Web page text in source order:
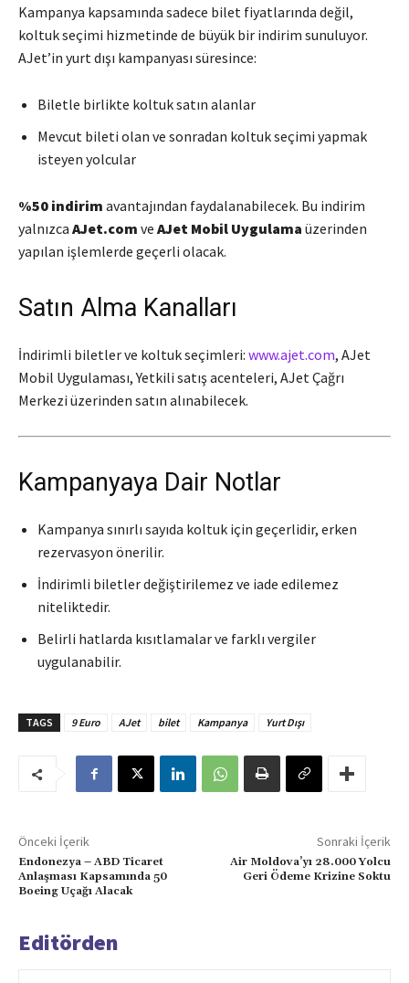
Kampanya kapsamında sadece bilet fiyatlarında değil,
koltuk seçimi hizmetinde de büyük bir indirim sunuluyor.
AJet’in yurt dışı kampanyası süresince:
Biletle birlikte koltuk satın alanlar
Mevcut bileti olan ve sonradan koltuk seçimi yapmak
isteyen yolcular
%50 indirim avantajından faydalanabilecek. Bu indirim
yalnızca AJet.com ve AJet Mobil Uygulama üzerinden
yapılan işlemlerde geçerli olacak.
Satın Alma Kanalları
İndirimli biletler ve koltuk seçimleri: www.ajet.com, AJet
Mobil Uygulaması, Yetkili satış acenteleri, AJet Çağrı
Merkezi üzerinden satın alınabilecek.
Kampanyaya Dair Notlar
Kampanya sınırlı sayıda koltuk için geçerlidir, erken
rezervasyon önerilir.
İndirimli biletler değiştirilemez ve iade edilemez
niteliktedir.
Belirli hatlarda kısıtlamalar ve farklı vergiler
uygulanabilir.
TAGS 9 Euro AJet bilet Kampanya Yurt Dışı
Önceki İçerik
Endonezya – ABD Ticaret
Anlaşması Kapsamında 50
Boeing Uçağı Alacak
Sonraki İçerik
Air Moldova’yı 28.000 Yolcu
Geri Ödeme Krizine Soktu
Editörden